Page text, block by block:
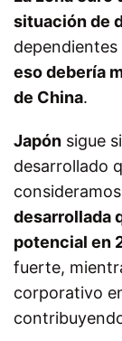
situación de
eso debería
de China.
Japón sigue
desarrollado
desarrollada
potencial en
fuerte,
corporativo